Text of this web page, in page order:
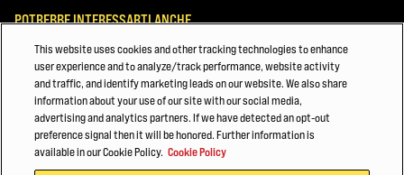
POTREBBE INTERESSARTI ANCHE
POTENTI. AFFIDABILI. GLOBALI.
Lugio 2023
Novembre 2021
© 2026 Hyster-Yale Materials Handling, Inc., tutti i diritti riservati.
This website uses cookies and other tracking technologies to enhance
user experience and to analyze/track performance, website activity
and traffic, and identify marketing leads on our website. We also share
information about your use of our site with our social media,
advertising and analytics partners. If we have detected an opt-out
preference signal then it will be honored. Further information is
available in our Cookie Policy. Cookie Policy